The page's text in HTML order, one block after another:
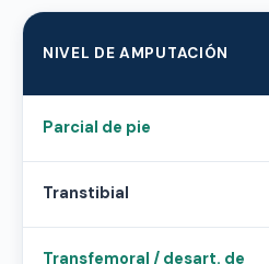
NIVEL DE AMPUTACIÓN
Parcial de pie
Transtibial
Transfemoral / desart. de